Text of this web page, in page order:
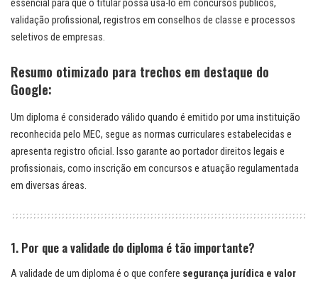
essencial para que o titular possa usá-lo em concursos públicos,
validação profissional, registros em conselhos de classe e processos
seletivos de empresas.
Resumo otimizado para trechos em destaque do
Google:
Um diploma é considerado válido quando é emitido por uma instituição
reconhecida pelo MEC, segue as normas curriculares estabelecidas e
apresenta registro oficial. Isso garante ao portador direitos legais e
profissionais, como inscrição em concursos e atuação regulamentada
em diversas áreas.
1. Por que a validade do diploma é tão importante?
A validade de um diploma é o que confere segurança jurídica e valor